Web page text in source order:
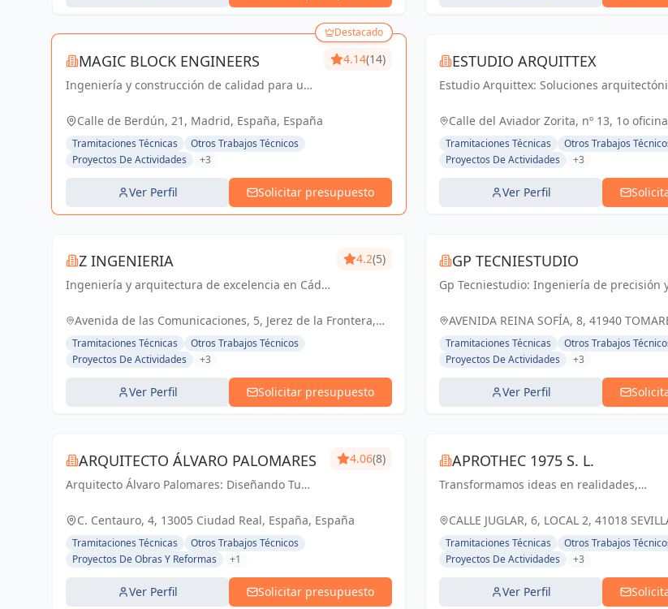
Destacado
MAGIC BLOCK ENGINEERS
Ingeniería y construcción de calidad para un
Nueva.
4.14(14)
Calle de Berdún, 21, Madrid, España, España
Tramitaciones Técnicas
Otros Trabajos Técnicos
Proyectos De Actividades
+3
Ver Perfil Solicitar presupuesto
ESTUDIO ARQUITTEX
Estudio Arquittex: Soluciones
de la Mata y Cáceres. Materializamos tus
Calle del Aviador Zorita, nº 13, 1o
España, España
Tramitaciones Técnicas
Otros Trabajos
Proyectos De Actividades
+3
Ver Perfil
Z INGENIERIA
Ingeniería y arquitectura de excelencia en Cádiz
proyectos técnicos y licencias de apertura.
4.2(5)
Avenida de las Comunicaciones, 5, Jerez de la Frontera,
España, España
Tramitaciones Técnicas
Otros Trabajos Técnicos
Proyectos De Actividades
+3
Ver Perfil Solicitar presupuesto
GP TECNIESTUDIO
Gp Tecniestudio: Ingeniería de precisión
en Tomares y Sevilla.
AVENIDA REINA SOFÍA, 8, 41940
ESPAÑA, España
Tramitaciones Técnicas
Otros Trabajos
Proyectos De Actividades
+3
Ver Perfil
ARQUITECTO ÁLVARO PALOMARES
Arquitecto Álvaro Palomares: Diseñando Tu
4.06(8)
C. Centauro, 4, 13005 Ciudad Real, España, España
Tramitaciones Técnicas
Otros Trabajos Técnicos
Proyectos De Obras Y Reformas
+1
Ver Perfil Solicitar presupuesto
APROTHEC 1975 S. L.
Transformamos ideas en realidades,
por la arquitectura e ingeniería.
CALLE JUGLAR, 6, LOCAL 2, 41018
ESPAÑA, España
Tramitaciones Técnicas
Otros Trabajos
Proyectos De Actividades
+3
Ver Perfil